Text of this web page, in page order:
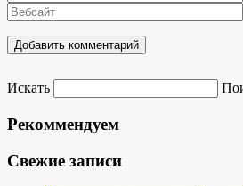
Искать
Рекоммендуем
Свежие записи